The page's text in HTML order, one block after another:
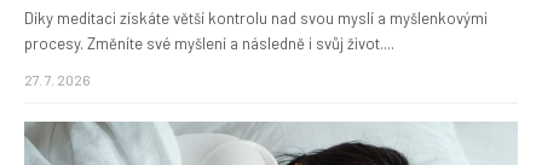
Díky meditaci získáte větší kontrolu nad svou myslí a myšlenkovými
procesy. Změníte své myšlení a následně i svůj život....
27. 7. 2026